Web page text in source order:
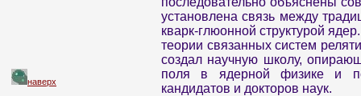
установлена связь между
кварк-глюонной структурой
теории связанных систем
создал научную школу,
поля в ядерной физике и
кандидатов и докторов наук.
наверх